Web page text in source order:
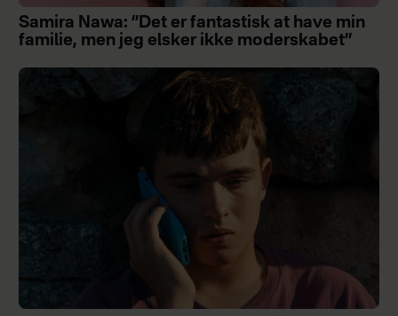
Samira Nawa: ”Det er fantastisk at have min
familie, men jeg elsker ikke moderskabet”